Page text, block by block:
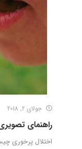
جولای 2, 2018
راهنمای
اختلال پرخوری